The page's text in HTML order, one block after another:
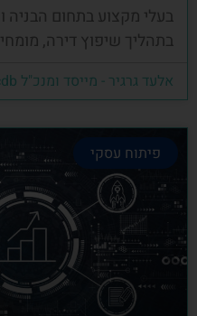
בעלי מקצוע בתחום הבניה
בתהליך שיפוץ דירה,
אלעד גרגיר - מייסד ומנכ"ל arcdb
פיתוח עסקי